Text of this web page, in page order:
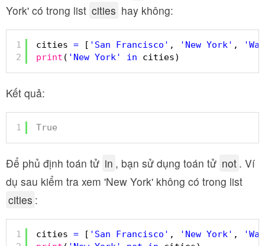
York' có trong list cities hay không:
1
2
cities = [ 'San Francisco' , 'New York' ,
print ( 'New York' in cities)
Kết quả:
1 True
Để phủ định toán tử in , bạn sử dụng toán tử not . Ví
dụ sau kiểm tra xem 'New York' không có trong list
cities :
1
cities = [ 'San Francisco' , 'New York' ,